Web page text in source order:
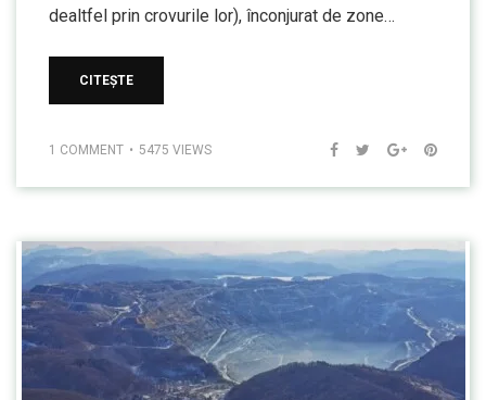
dealtfel prin crovurile lor), înconjurat de zone…
CITEȘTE
1 COMMENT 5475 VIEWS